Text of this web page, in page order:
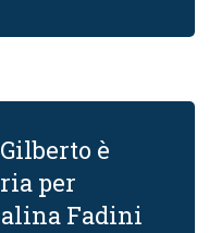
è
per
Fadini